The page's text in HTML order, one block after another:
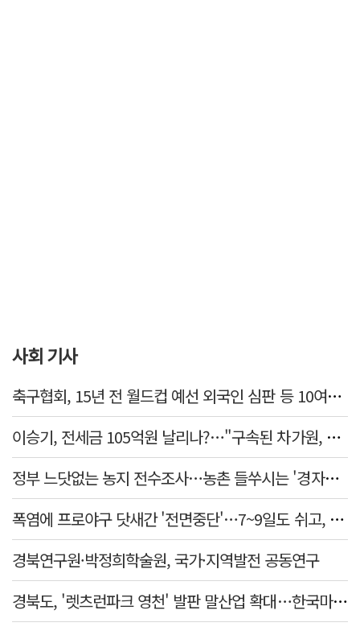
사회 기사
축구협회, 15년 전 월드컵 예선 외국인 심판 등 10여명에 '성 접대'
이승기, 전세금 105억원 날리나?…"구속된 차가원, 형사 범죄 영역"
정부 느닷없는 농지 전수조사…농촌 들쑤시는 '경자유전'의 칼날
폭염에 프로야구 닷새간 '전면중단'…7~9일도 쉬고, 11일 재개
경북연구원·박정희학술원, 국가·지역발전 공동연구
경북도, '렛츠런파크 영천' 발판 말산업 확대…한국마사회 유치도 총력